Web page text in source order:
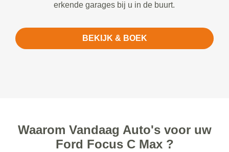
erkende garages bij u in de buurt.
BEKIJK & BOEK
Waarom Vandaag Auto's voor uw
Ford Focus C Max ?